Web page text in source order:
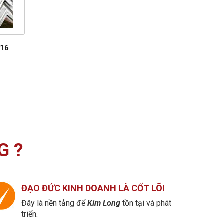
?
ĐẠO ĐỨC KINH DOANH LÀ CỐT LÕI
Đây là nền tảng đểKim Longtồn tại và phát
triển.